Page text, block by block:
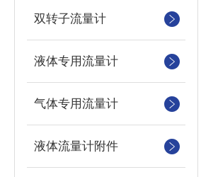
双转子流量计
液体专用流量计
气体专用流量计
液体流量计附件